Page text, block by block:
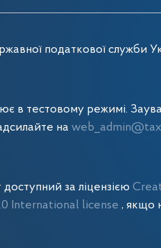
податкової служби
в тестовому режимі.
на
доступний за ліцензією
International license , якщо